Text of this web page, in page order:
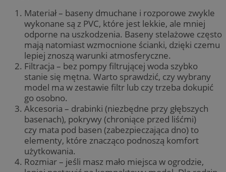
Materiał – baseny dmuchane i rozporowe zwykle
wykonane są z PVC, które jest lekkie, ale mniej
odporne na uszkodzenia. Baseny stelażowe często
mają natomiast wzmocnione ścianki, dzięki czemu
lepiej znoszą warunki atmosferyczne.
Filtracja – bez pompy filtrującej woda szybko
stanie się mętna. Warto sprawdzić, czy wybrany
model ma w zestawie filtr lub czy trzeba dokupić
go osobno.
Akcesoria – drabinki (niezbędne przy głębszych
basenach), pokrywy (chroniące przed liśćmi)
czy mata pod basen (zabezpieczająca dno) to
elementy, które znacząco podnoszą komfort
użytkowania.
Rozmiar – jeśli masz mało miejsca w ogrodzie,